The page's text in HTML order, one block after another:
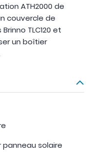
ATH2000 de
couvercle de
TLC120 et
un boîtier
panneau solaire